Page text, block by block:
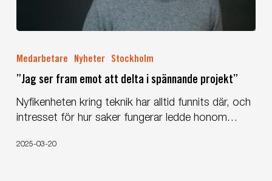
ser
emot
att
delta
spännande
Medarbetare Nyheter Stockholm
”Jag ser fram emot att delta i spännande projekt”
Nyfikenheten kring teknik har alltid funnits där, och
intresset för hur saker fungerar ledde honom…
2025-03-20